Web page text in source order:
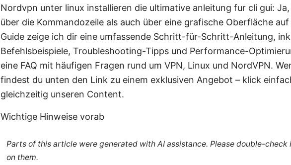
Nordvpn unter linux installieren die ultimative anleitung fur cli gui:
über die Kommandozeile als auch über eine grafische Oberfläche
Guide zeige ich dir eine umfassende Schritt-für-Schritt-Anleitung,
Befehlsbeispiele, Troubleshooting-Tipps und Performance-
eine FAQ mit häufigen Fragen rund um VPN, Linux und NordVPN.
findest du unten den Link zu einem exklusiven Angebot – klick
gleichzeitig unseren Content.
Wichtige Hinweise vorab
Parts of this article were generated with AI assistance. Please double-
on them.